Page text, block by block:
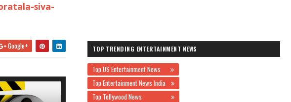
siva-
Google+ TOP TRENDING ENTERTAINMENT NEWS
Top US Entertainment News
Top Entertainment News India
Top Tollywood News